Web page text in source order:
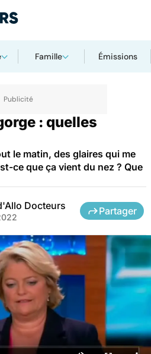
Famille Émissions
: quelles
le matin, des glaires qui me
ce que ça vient du nez ? Que
Docteurs Partager